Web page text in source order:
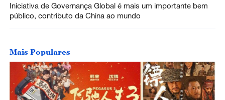
Iniciativa de Governança Global é mais um importante bem
público, contributo da China ao mundo
Mais Populares